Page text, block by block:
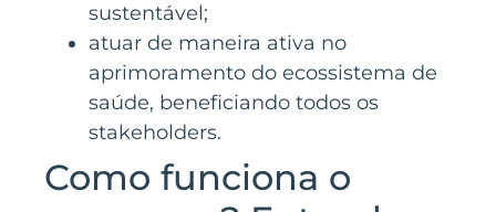
sustentável;
atuar de maneira ativa no
aprimoramento do ecossistema de
saúde, beneficiando todos os
stakeholders.
Como funciona o